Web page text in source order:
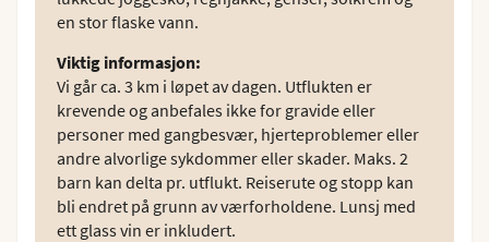
en stor flaske vann.
Viktig informasjon:
Vi går ca. 3 km i løpet av dagen. Utflukten er
krevende og anbefales ikke for gravide eller
personer med gangbesvær, hjerteproblemer eller
andre alvorlige sykdommer eller skader. Maks. 2
barn kan delta pr. utflukt. Reiserute og stopp kan
bli endret på grunn av værforholdene. Lunsj med
ett glass vin er inkludert.